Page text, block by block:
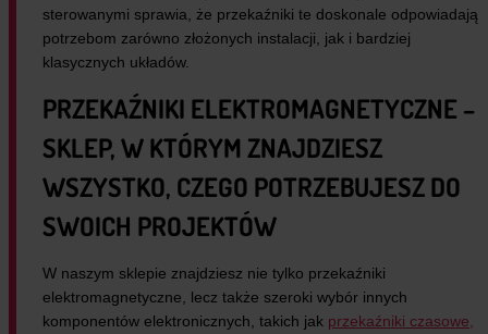
sterowanymi sprawia, że przekaźniki te doskonale odpowiadają
potrzebom zarówno złożonych instalacji, jak i bardziej
klasycznych układów.
PRZEKAŹNIKI ELEKTROMAGNETYCZNE –
SKLEP, W KTÓRYM ZNAJDZIESZ
WSZYSTKO, CZEGO POTRZEBUJESZ DO
SWOICH PROJEKTÓW
W naszym sklepie znajdziesz nie tylko przekaźniki
elektromagnetyczne, lecz także szeroki wybór innych
komponentów elektronicznych, takich jak przekaźniki czasowe,